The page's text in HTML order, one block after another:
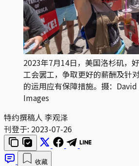
2023年7月14日，美国洛杉矶，
工会罢工，争取更好的薪酬及针
的运用应有保障措施。摄：
Images
特约撰稿人 李观泽
刊登于: 2023-07-26
收藏